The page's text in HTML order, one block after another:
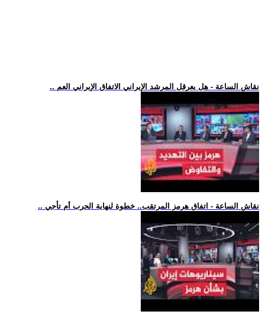
.. نقاش الساعة - هل يعرقل المرشد الإيراني الاتفاق الإيراني العم
.. نقاش الساعة - اتفاق هرمز المرتقب.. خطوة لنهاية الحرب أم تأجي